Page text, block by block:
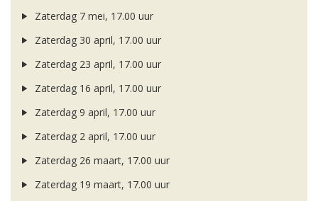
Zaterdag 7 mei, 17.00 uur
Zaterdag 30 april, 17.00 uur
Zaterdag 23 april, 17.00 uur
Zaterdag 16 april, 17.00 uur
Zaterdag 9 april, 17.00 uur
Zaterdag 2 april, 17.00 uur
Zaterdag 26 maart, 17.00 uur
Zaterdag 19 maart, 17.00 uur